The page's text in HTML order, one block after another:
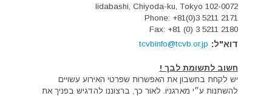
Iidabashi, Chiyoda-ku, Tokyo 102-0072
Phone: +81(0)3 5211 2171
Fax: +81 (0) 3 5211 2180
דוא"ל: tcvbinfo@tcvb.or.jp
חשוב לתשומת לבך !
יש לקחת בחשבון את האפשרות שפרטי האירוע עשויים
להשתנות ע״י מארגניו. לאור כך, ברצוננו להדגיש בפניך את